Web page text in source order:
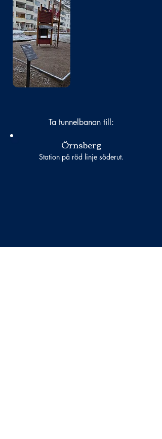
Bild
saknas
Ta tunnelbanan till:
Örnsberg
Station på röd linje söderut.